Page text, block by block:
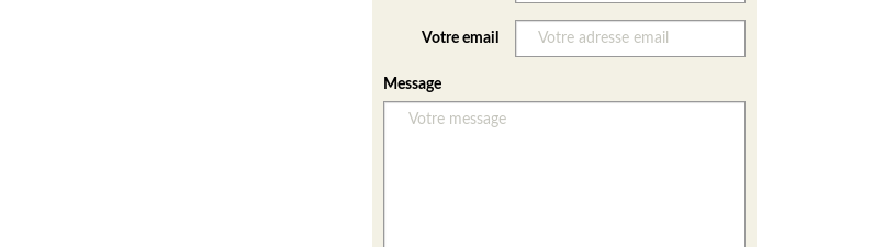
Votre email
Message